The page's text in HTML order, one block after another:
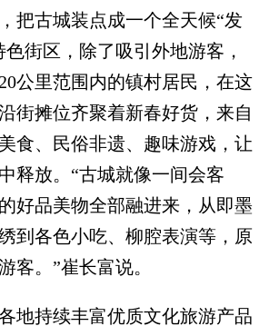
把古城装点成一个全天候“发
街区，除了吸引外地游客，
公里范围内的镇村居民，在这
街摊位齐聚着新春好货，来自
食、民俗非遗、趣味游戏，让
释放。“古城就像一间会客
好品美物全部融进来，从即墨
到各色小吃、柳腔表演等，原
客。”崔长富说。
持续丰富优质文化旅游产品